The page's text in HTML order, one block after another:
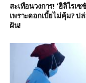
สะเทือนวงการ! ‘ฮิลิไรเ
เพราะดอกเบี้ยไม่คุ้ม?
ฝัน!